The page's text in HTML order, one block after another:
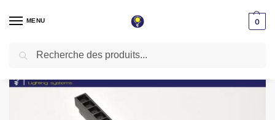
MENU 0
Accueil / Éclairage magnétique / Eclairage magnétique cob 24w noir 4000k 48v